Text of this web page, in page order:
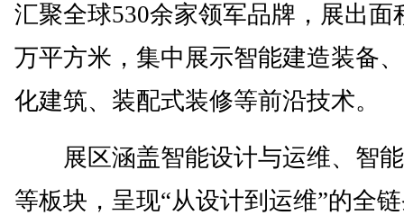
汇聚全球530余家领军品牌，展出面
万平方米，集中展示智能建造装备
化建筑、装配式装修等前沿技术。
展区涵盖智能设计与运维、智
等板块，呈现“从设计到运维”的全